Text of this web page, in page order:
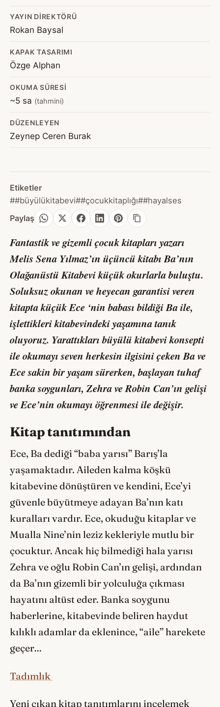
YAYIN DIREKTÖRÜ
Rokan Baysal
KAPAK TASARIMI
Özge Alphan
OKUMA SÜRESI
~5 sa (tahmini)
DÜZENLEYEN
Zeynep Ceren Burak
Etiketler
##büyülükitabevi##çocukkitaplığı##hayalses
Paylaş
Fantastik ve gizemli çocuk kitapları yazarı
Melis Sena Yılmaz’ın üçüncü kitabıBa’nın
Olağanüstü Kitabeviküçük okurlarla buluştu.
Soluksuz okunan ve heyecan garantisi veren
kitapta küçük Ece ‘nin babası bildiği Ba ile,
işlettikleri kitabevindeki yaşamına tanık
oluyoruz. Yarattıkları büyülü kitabevi konsepti
ile okumayı seven herkesin ilgisini çeken Ba ve
Ece sakin bir yaşam sürerken, başlayan tuhaf
banka soygunları, Zehra ve Robin Can’ın gelişi
ve Ece’nin okumayı öğrenmesi ile değişir.
Kitap tanıtımından
Ece, Ba dediği “baba yarısı” Barış’la
yaşamaktadır. Aileden kalma köşkü
kitabevine dönüştüren ve kendini, Ece’yi
güvenle büyütmeye adayan Ba’nın katı
kuralları vardır. Ece, okuduğu kitaplar ve
Mualla Nine’nin leziz kekleriyle mutlu bir
çocuktur. Ancak hiç bilmediği hala yarısı
Zehra ve oğlu Robin Can’ın gelişi, ardından
da Ba’nın gizemli bir yolculuğa çıkması
hayatını altüst eder. Banka soygunu
haberlerine, kitabevinde beliren haydut
kılıklı adamlar da eklenince, “aile” harekete
geçer…
Tadımlık
Yeni çıkan kitap tanıtımlarını incelemek